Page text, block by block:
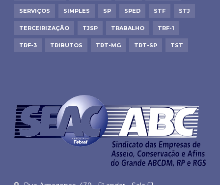
SERVIÇOS SIMPLES SP SPED STF STJ
TERCEIRIZAÇÃO TJSP TRABALHO TRF-1
TRF-3 TRIBUTOS TRT-MG TRT-SP TST